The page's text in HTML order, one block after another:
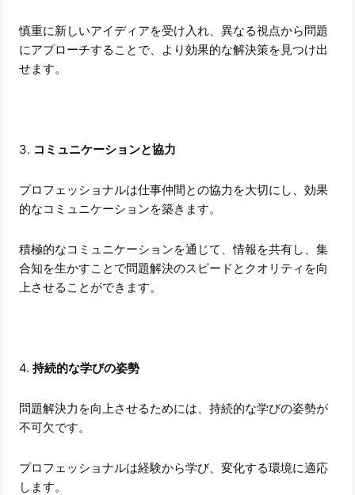
慎重に新しいアイディアを受け入れ、異なる視点から問題
にアプローチすることで、より効果的な解決策を見つけ出
せます。
3. コミュニケーションと協力
プロフェッショナルは仕事仲間との協力を大切にし、効果
的なコミュニケーションを築きます。
積極的なコミュニケーションを通じて、情報を共有し、集
合知を生かすことで問題解決のスピードとクオリティを向
上させることができます。
4.持続的な学びの姿勢
問題解決力を向上させるためには、持続的な学びの姿勢が
不可欠です。
プロフェッショナルは経験から学び、変化する環境に適応
します。